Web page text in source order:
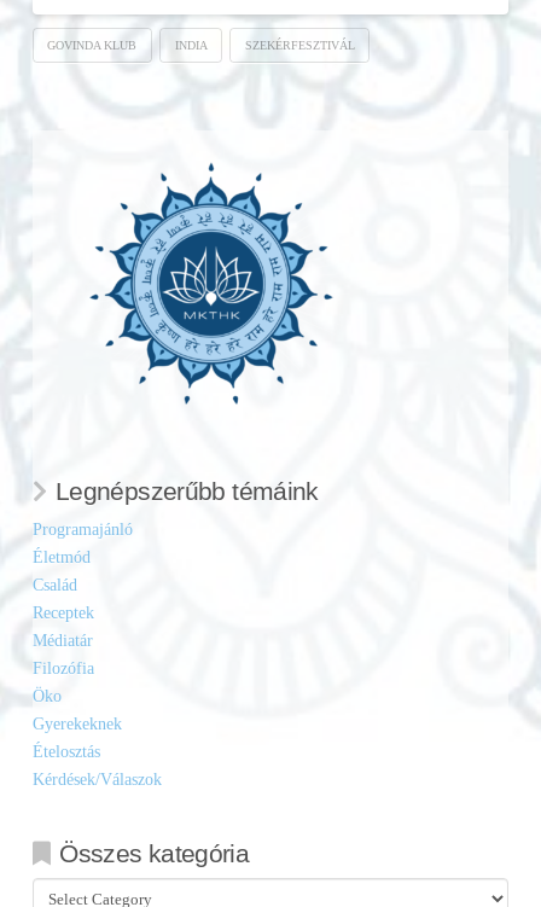
GOVINDA KLUB INDIA SZEKÉRFESZTIVÁL
Legnépszerűbb témáink
Programajánló
Életmód
Család
Receptek
Médiatár
Filozófia
Öko
Gyerekeknek
Ételosztás
Kérdések/Válaszok
Összes kategória
Összes